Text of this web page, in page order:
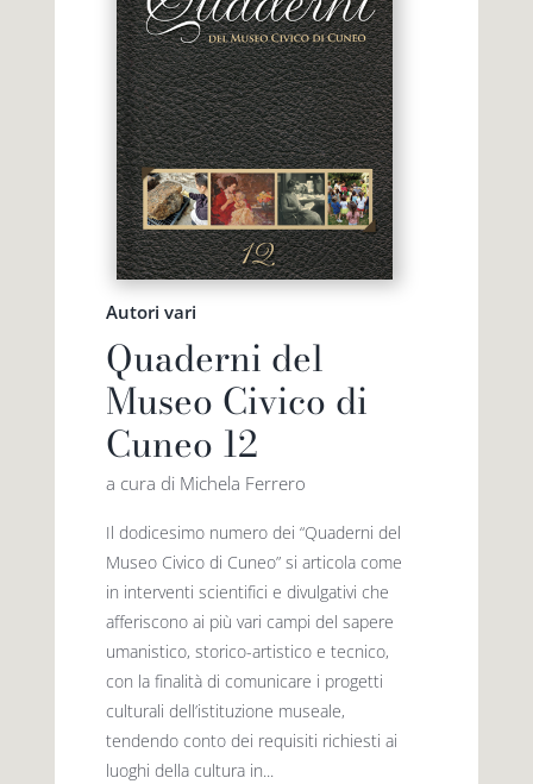
Autori vari
Quaderni del
Museo Civico di
Cuneo 12
a cura di Michela Ferrero
Il dodicesimo numero dei “Quaderni del
Museo Civico di Cuneo” si articola come
in interventi scientifici e divulgativi che
afferiscono ai più vari campi del sapere
umanistico, storico-artistico e tecnico,
con la finalità di comunicare i progetti
culturali dell’istituzione museale,
tendendo conto dei requisiti richiesti ai
luoghi della cultura in...